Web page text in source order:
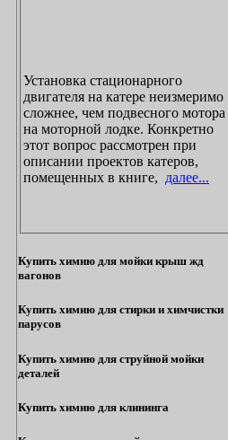
Установка стационарного
двигателя на катере неизмеримо
сложнее, чем подвесного мотора
на моторной лодке. Конкретно
этот вопрос рассмотрен при
описании проектов катеров,
помещенных в книге, далее...
Купить химию для мойки крыш жд
вагонов
Купить химию для стирки и химчистки
парусов
Купить химию для струйной мойки
деталей
Купить химию для клининга